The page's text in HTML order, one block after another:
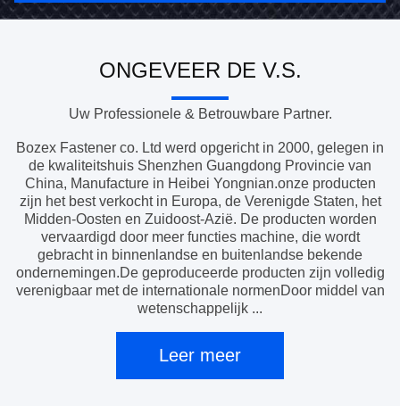
ONGEVEER DE V.S.
Uw Professionele & Betrouwbare Partner.
Bozex Fastener co. Ltd werd opgericht in 2000, gelegen in
de kwaliteitshuis Shenzhen Guangdong Provincie van
China, Manufacture in Heibei Yongnian.onze producten
zijn het best verkocht in Europa, de Verenigde Staten, het
Midden-Oosten en Zuidoost-Azië. De producten worden
vervaardigd door meer functies machine, die wordt
gebracht in binnenlandse en buitenlandse bekende
ondernemingen.De geproduceerde producten zijn volledig
verenigbaar met de internationale normenDoor middel van
wetenschappelijk ...
Leer meer